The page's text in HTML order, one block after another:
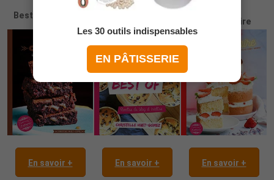
Best Of Chocolat
Anniversaire
En savoir + En savoir + En savoir +
Les 30 outils indispensables
EN PÂTISSERIE